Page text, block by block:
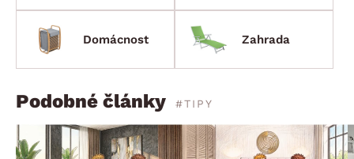
Domácnost Zahrada
Podobné články #TIPY